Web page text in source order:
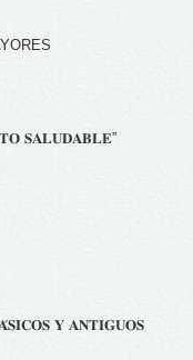
𝐒𝐀𝐋𝐔𝐃𝐀𝐁𝐋𝐄”
𝐘 𝐀𝐍𝐓𝐈𝐆𝐔𝐎𝐒